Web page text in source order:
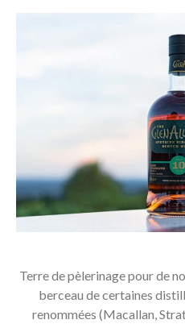
Terre de pèlerinage pour de
berceau de certaines
renommées (Macallan,